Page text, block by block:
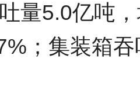
量5.0亿吨
；集装箱